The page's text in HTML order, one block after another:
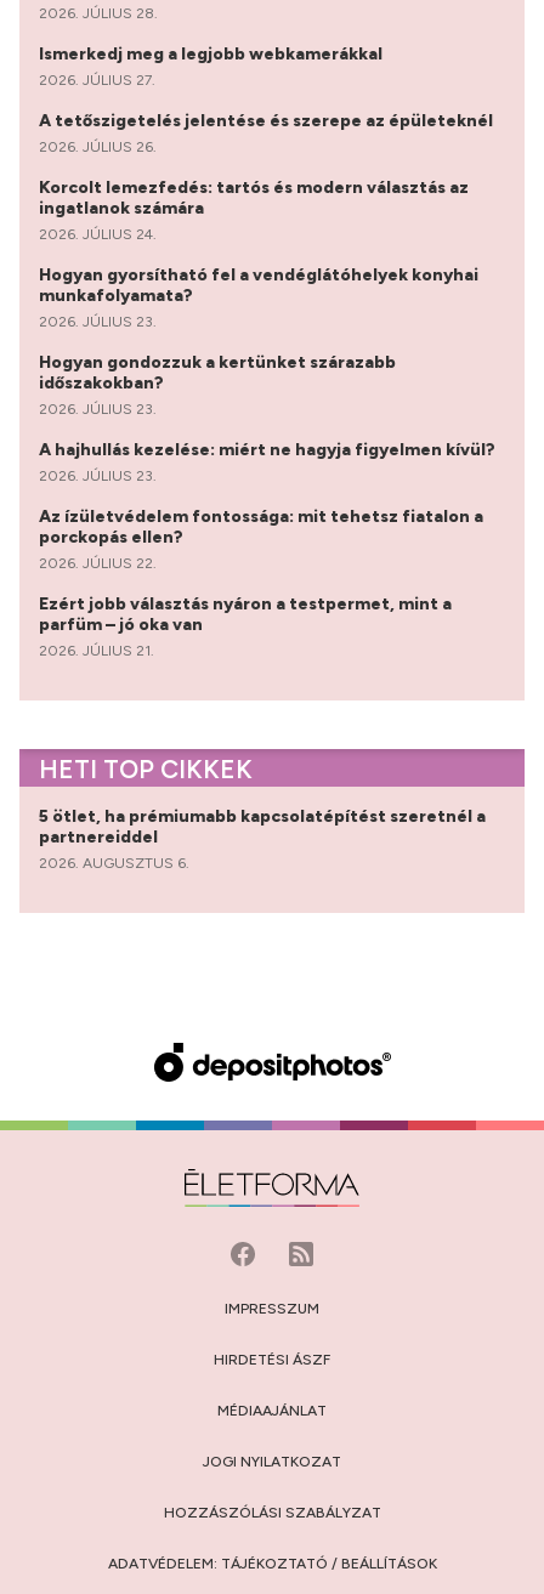
2026. JÚLIUS 28.
Ismerkedj meg a legjobb webkamerákkal
2026. JÚLIUS 27.
A tetőszigetelés jelentése és szerepe az épületeknél
2026. JÚLIUS 26.
Korcolt lemezfedés: tartós és modern választás az
ingatlanok számára
2026. JÚLIUS 24.
Hogyan gyorsítható fel a vendéglátóhelyek konyhai
munkafolyamata?
2026. JÚLIUS 23.
Hogyan gondozzuk a kertünket szárazabb
időszakokban?
2026. JÚLIUS 23.
A hajhullás kezelése: miért ne hagyja figyelmen kívül?
2026. JÚLIUS 23.
Az ízületvédelem fontossága: mit tehetsz fiatalon a
porckopás ellen?
2026. JÚLIUS 22.
Ezért jobb választás nyáron a testpermet, mint a
parfüm – jó oka van
2026. JÚLIUS 21.
HETI TOP CIKKEK
5 ötlet, ha prémiumabb kapcsolatépítést szeretnél a
partnereiddel
2026. AUGUSZTUS 6.
IMPRESSZUM
HIRDETÉSI ÁSZF
MÉDIAAJÁNLAT
JOGI NYILATKOZAT
HOZZÁSZÓLÁSI SZABÁLYZAT
ADATVÉDELEM: TÁJÉKOZTATÓ / BEÁLLÍTÁSOK